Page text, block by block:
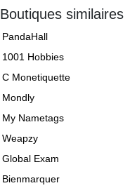
Boutiques similaires
PandaHall
1001 Hobbies
C Monetiquette
Mondly
My Nametags
Weapzy
Global Exam
Bienmarquer